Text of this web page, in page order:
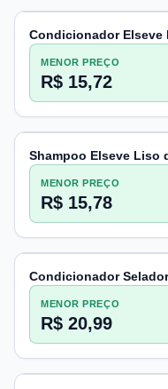
Condicionador Elseve
MENOR PREÇO
R$ 15,72
Shampoo Elseve Liso
MENOR PREÇO
R$ 15,78
Condicionador
MENOR PREÇO
R$ 20,99